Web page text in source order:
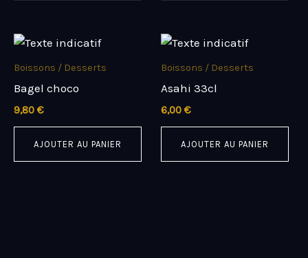
Boissons / Desserts
Bagel choco
9,80 €
AJOUTER AU PANIER
Boissons / Desserts
Asahi 33cl
6,00 €
AJOUTER AU PANIER